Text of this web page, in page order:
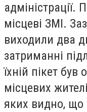
місцеві ЗМІ.
виходили два
затриманні
їхній пікет
місцевих
яких видно, що